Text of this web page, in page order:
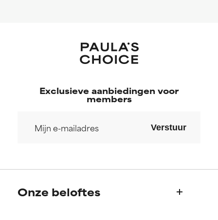
Exclusieve aanbiedingen voor
members
Verstuur
Onze beloftes